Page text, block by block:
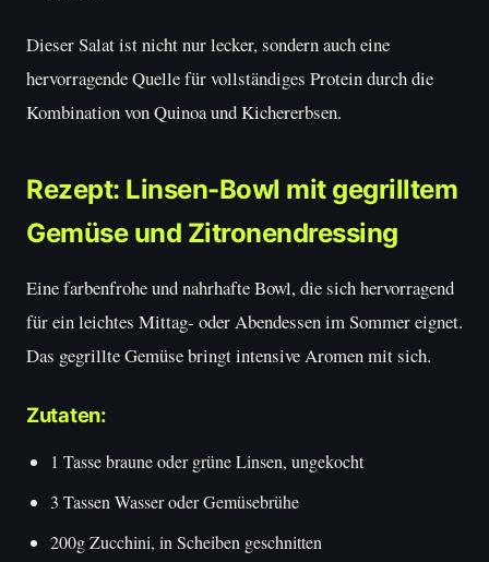
Dieser Salat ist nicht nur lecker, sondern auch eine
hervorragende Quelle für vollständiges Protein durch die
Kombination von Quinoa und Kichererbsen.
Rezept: Linsen-Bowl mit gegrilltem
Gemüse und Zitronendressing
Eine farbenfrohe und nahrhafte Bowl, die sich hervorragend
für ein leichtes Mittag- oder Abendessen im Sommer eignet.
Das gegrillte Gemüse bringt intensive Aromen mit sich.
Zutaten:
1 Tasse braune oder grüne Linsen, ungekocht
3 Tassen Wasser oder Gemüsebrühe
200g Zucchini, in Scheiben geschnitten